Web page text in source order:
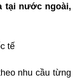
tại nước ngoài,
tế
nhu cầu từng